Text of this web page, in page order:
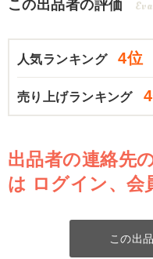
この出品者の評価
人気ランキング 4位
売り上げランキング
出品者の連絡先
は ログイン、会
この出